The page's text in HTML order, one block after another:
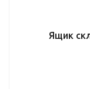
Ящик